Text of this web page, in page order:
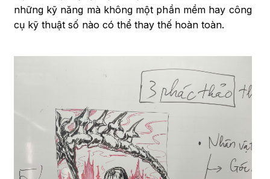
những kỹ năng mà không một phần mềm hay công
cụ kỹ thuật số nào có thể thay thế hoàn toàn.